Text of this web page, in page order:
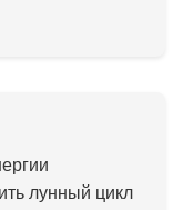
лунный цикл